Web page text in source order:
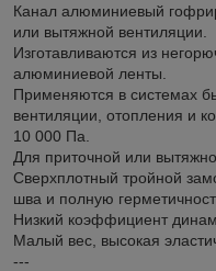
Канал алюминиевый
или вытяжной вентиляции.
Изготавливаются из
алюминиевой ленты.
Применяются в системах
вентиляции, отопления и
10 000 Па.
Для приточной или
Сверхплотный тройной
шва и полную
Низкий коэффициент
Малый вес, высокая
---